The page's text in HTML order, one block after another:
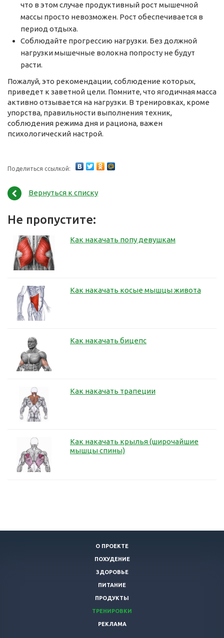
что в этом случае продуктивный рост мышечной
массы просто невозможен. Рост обеспечивается в
период отдыха.
Соблюдайте прогрессию нагрузки. Без должной
нагрузки мышечные волокна попросту не будут
расти.
Пожалуй, это рекомендации, соблюдение которых,
приведет к заветной цели. Помните, что ягодичная масса
активно отзывается на нагрузки. В тренировках, кроме
упорства, правильности выполнения техник,
соблюдения режима дня и рациона, важен
психологический настрой.
Поделиться ссылкой:
Вернуться к списку
Не пропустите:
Как накачать попу девушкам
Как накачать косые мышцы живота
Как накачать бицепс
Как накачать трапеции
Как накачать крылья (широчайшие
мышцы спины)
О ПРОЕКТЕ
ПОХУДЕНИЕ
ЗДОРОВЬЕ
ПИТАНИЕ
ПРОДУКТЫ
ТРЕНИРОВКИ
РЕКЛАМА